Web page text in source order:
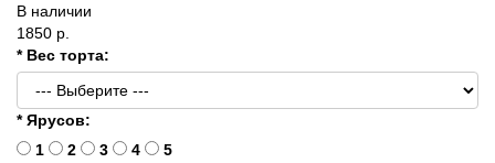
В наличии
1850 р.
* Вес торта:
* Ярусов:
1
2 3 4
5